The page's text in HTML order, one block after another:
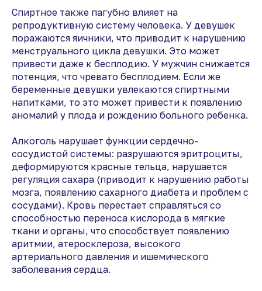
Спиртное также пагубно влияет на
репродуктивную систему человека. У девушек
поражаются яичники, что приводит к нарушению
менструального цикла девушки. Это может
привести даже к бесплодию. У мужчин снижается
потенция, что чревато бесплодием. Если же
беременные девушки увлекаются спиртными
напитками, то это может привести к появлению
аномалий у плода и рождению больного ребенка.
Алкоголь нарушает функции сердечно-
сосудистой системы: разрушаются эритроциты,
деформируются красные тельца, нарушается
регуляция сахара (приводит к нарушению работы
мозга, появлению сахарного диабета и проблем с
сосудами). Кровь перестает справляться со
способностью переноса кислорода в мягкие
ткани и органы, что способствует появлению
аритмии, атеросклероза, высокого
артериального давления и ишемического
заболевания сердца.